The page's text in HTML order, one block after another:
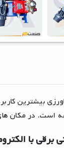
بیشترین
با